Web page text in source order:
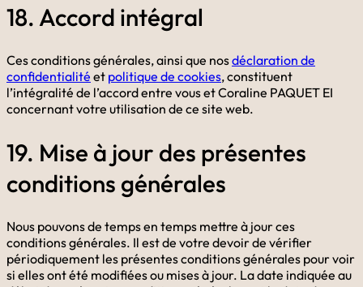
18. Accord intégral
Ces conditions générales, ainsi que nosdéclaration de
confidentialité et politique de cookies, constituent
l’intégralité de l’accord entre vous et Coraline PAQUET EI
concernant votre utilisation de ce site web.
19. Mise à jour des présentes
conditions générales
Nous pouvons de temps en temps mettre à jour ces
conditions générales. Il est de votre devoir de vérifier
périodiquement les présentes conditions générales pour voir
si elles ont été modifiées ou mises à jour. La date indiquée au